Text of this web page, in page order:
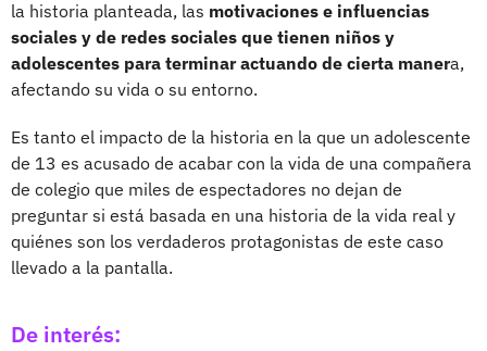
la historia planteada, las motivaciones e influencias
sociales y de redes sociales que tienen niños y
adolescentes para terminar actuando de cierta manera,
afectando su vida o su entorno.
Es tanto el impacto de la historia en la que un adolescente
de 13 es acusado de acabar con la vida de una compañera
de colegio que miles de espectadores no dejan de
preguntar si está basada en una historia de la vida real y
quiénes son los verdaderos protagonistas de este caso
llevado a la pantalla.
De interés: